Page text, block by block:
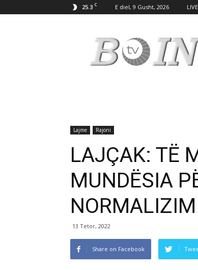
25.3 C E diel, 9 Gusht, 2026 LIVE
Boin
Lajme Rajoni
LAJÇAK: TË
MUNDËSIA
13 Tetor, 2022
Share on Facebook